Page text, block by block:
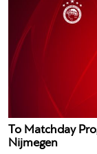
Το Matchday
Nijmegen